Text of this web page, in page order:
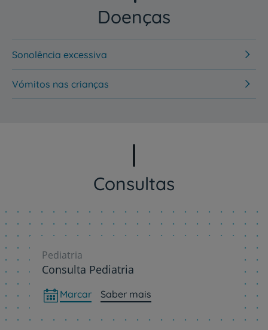
Doenças
Sonolência excessiva
Vómitos nas crianças
Consultas
Pediatria
Consulta Pediatria
Marcar Saber mais